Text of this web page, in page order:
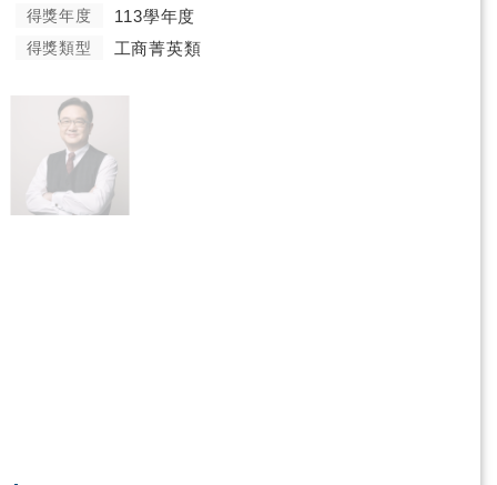
得獎年度 113學年度
得獎類型 工商菁英類